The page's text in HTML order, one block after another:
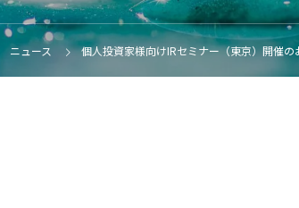
ニュース 個人投資家様向けIRセミナー（東京）開催の